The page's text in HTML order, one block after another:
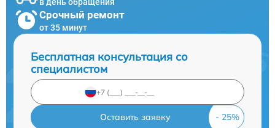
Срочный ремонт
от 35 минут
Бесплатная консультация со
специалистом
Оставить заявку